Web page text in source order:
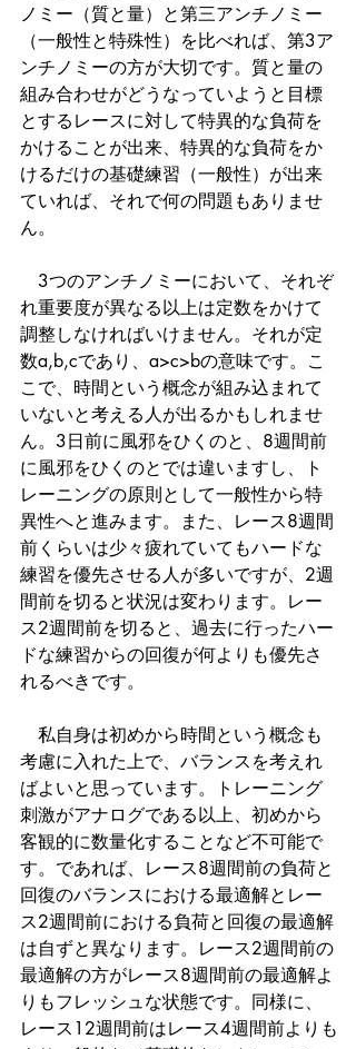
ノミー（質と量）と第三アンチノミー
（一般性と特殊性）を比べれば、第3ア
ンチノミーの方が大切です。質と量の
組み合わせがどうなっていようと目標
とするレースに対して特異的な負荷を
かけることが出来、特異的な負荷をか
けるだけの基礎練習（一般性）が出来
ていれば、それで何の問題もありませ
ん。
3つのアンチノミーにおいて、それぞ
れ重要度が異なる以上は定数をかけて
調整しなければいけません。それが定
数a,b,cであり、a>c>bの意味です。こ
こで、時間という概念が組み込まれて
いないと考える人が出るかもしれませ
ん。3日前に風邪をひくのと、8週間前
に風邪をひくのとでは違いますし、ト
レーニングの原則として一般性から特
異性へと進みます。また、レース8週間
前くらいは少々疲れていてもハードな
練習を優先させる人が多いですが、2週
間前を切ると状況は変わります。レー
ス2週間前を切ると、過去に行ったハー
ドな練習からの回復が何よりも優先さ
れるべきです。
私自身は初めから時間という概念も
考慮に入れた上で、バランスを考えれ
ばよいと思っています。トレーニング
刺激がアナログである以上、初めから
客観的に数量化することなど不可能で
す。であれば、レース8週間前の負荷と
回復のバランスにおける最適解とレー
ス2週間前における負荷と回復の最適解
は自ずと異なります。レース2週間前の
最適解の方がレース8週間前の最適解よ
りもフレッシュな状態です。同様に、
レース12週間前はレース4週間前よりも